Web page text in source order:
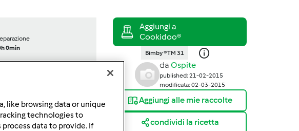
0min
30min
Bimby ® TM 31
da Ospite
published: 21-02-2015
modificata: 02-03-2015
Aggiungi alle mie raccolte
condividi la ricetta
like browsing data or unique
technologies to
data to provide. If